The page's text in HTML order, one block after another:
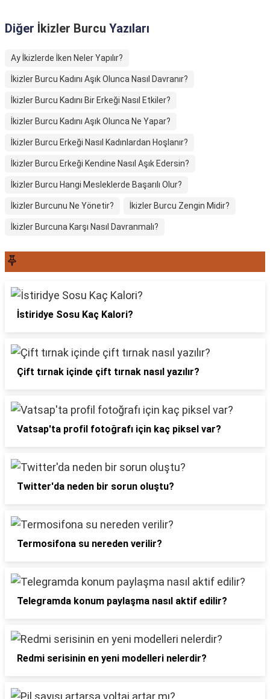
Diğer İkizler Burcu Yazıları
Ay İkizlerde İken Neler Yapılır?
İkizler Burcu Kadını Aşık Olunca Nasıl Davranır?
İkizler Burcu Kadını Bir Erkeği Nasıl Etkiler?
İkizler Burcu Kadını Aşık Olunca Ne Yapar?
İkizler Burcu Erkeği Nasıl Kadınlardan Hoşlanır?
İkizler Burcu Erkeği Kendine Nasıl Aşık Edersin?
İkizler Burcu Hangi Mesleklerde Başarılı Olur?
İkizler Burcunu Ne Yönetir? İkizler Burcu Zengin Midir?
İkizler Burcuna Karşı Nasıl Davranmalı?
İstiridye Sosu Kaç Kalori?
Çift tırnak içinde çift tırnak nasıl yazılır?
Vatsap'ta profil fotoğrafı için kaç piksel var?
Twitter'da neden bir sorun oluştu?
Termosifona su nereden verilir?
Telegramda konum paylaşma nasıl aktif edilir?
Redmi serisinin en yeni modelleri nelerdir?